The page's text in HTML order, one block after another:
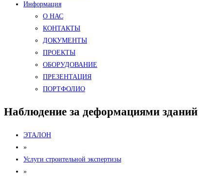
Информация
О НАС
КОНТАКТЫ
ДОКУМЕНТЫ
ПРОЕКТЫ
ОБОРУДОВАНИЕ
ПРЕЗЕНТАЦИЯ
ПОРТФОЛИО
Наблюдение за деформациями зданий
ЭТАЛОН
»
Услуги строительной экспертизы
»